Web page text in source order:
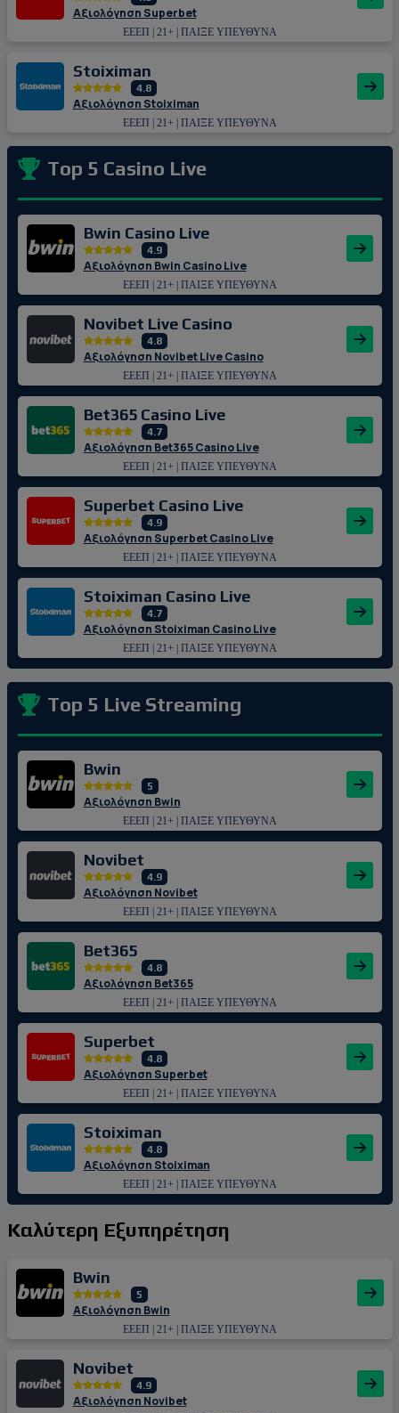
Αξιολόγηση Superbet
ΕΕΕΠ | 21+ | ΠΑΙΞΕ ΥΠΕΥΘΥΝΑ
Stoiximan
4.8
Αξιολόγηση Stoiximan
ΕΕΕΠ | 21+ | ΠΑΙΞΕ ΥΠΕΥΘΥΝΑ
Top 5 Casino Live
Bwin Casino Live
4.9
Αξιολόγηση Bwin Casino Live
ΕΕΕΠ | 21+ | ΠΑΙΞΕ ΥΠΕΥΘΥΝΑ
Novibet Live Casino
4.8
Αξιολόγηση Novibet Live Casino
ΕΕΕΠ | 21+ | ΠΑΙΞΕ ΥΠΕΥΘΥΝΑ
Bet365 Casino Live
4.7
Αξιολόγηση Bet365 Casino Live
ΕΕΕΠ | 21+ | ΠΑΙΞΕ ΥΠΕΥΘΥΝΑ
Superbet Casino Live
4.9
Αξιολόγηση Superbet Casino Live
ΕΕΕΠ | 21+ | ΠΑΙΞΕ ΥΠΕΥΘΥΝΑ
Stoiximan Casino Live
4.7
Αξιολόγηση Stoiximan Casino Live
ΕΕΕΠ | 21+ | ΠΑΙΞΕ ΥΠΕΥΘΥΝΑ
Top 5 Live Streaming
Bwin
5
Αξιολόγηση Bwin
ΕΕΕΠ | 21+ | ΠΑΙΞΕ ΥΠΕΥΘΥΝΑ
Novibet
4.9
Αξιολόγηση Novibet
ΕΕΕΠ | 21+ | ΠΑΙΞΕ ΥΠΕΥΘΥΝΑ
Bet365
4.8
Αξιολόγηση Bet365
ΕΕΕΠ | 21+ | ΠΑΙΞΕ ΥΠΕΥΘΥΝΑ
Superbet
4.8
Αξιολόγηση Superbet
ΕΕΕΠ | 21+ | ΠΑΙΞΕ ΥΠΕΥΘΥΝΑ
Stoiximan
4.8
Αξιολόγηση Stoiximan
ΕΕΕΠ | 21+ | ΠΑΙΞΕ ΥΠΕΥΘΥΝΑ
Καλύτερη Εξυπηρέτηση
Bwin
5
Αξιολόγηση Bwin
ΕΕΕΠ | 21+ | ΠΑΙΞΕ ΥΠΕΥΘΥΝΑ
Novibet
4.9
Αξιολόγηση Novibet